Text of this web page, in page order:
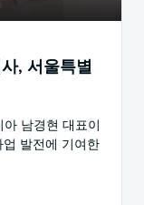
, 서울특별
남경현 대표이
발전에 기여한